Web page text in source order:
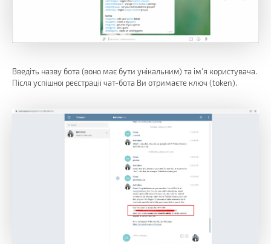
Введіть назву бота (воно має бути унікальним) та ім'я користувача.
Після успішної реєстрації чат-бота Ви отримаєте ключ (token).